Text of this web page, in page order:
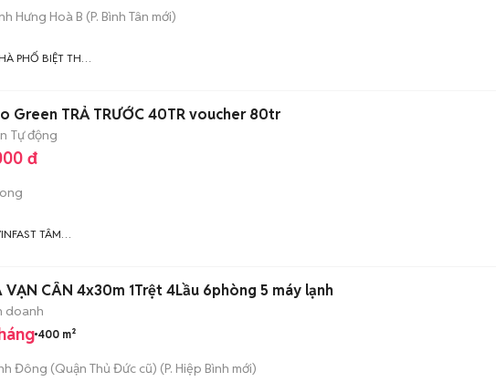
Hưng Hoà B (P. Bình Tân mới)
PHỐ BIỆT THỰ
Green TRẢ TRƯỚC 40TR voucher 80tr
Tự động
đ
TÂM
VẠN CÂN 4x30m 1Trệt 4Lầu 6phòng 5 máy lạnh
doanh
400 m²
Đông (Quận Thủ Đức cũ) (P. Hiệp Bình mới)